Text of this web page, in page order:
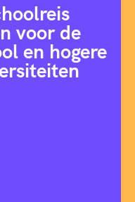
voor de
en hogere